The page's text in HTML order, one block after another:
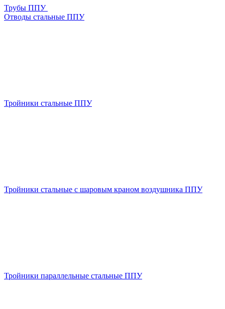
Трубы ППУ
Отводы стальные ППУ
Тройники стальные ППУ
Тройники стальные с шаровым краном воздушника ППУ
Тройники параллельные стальные ППУ